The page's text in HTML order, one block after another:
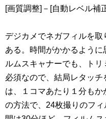
[画質調整]－[自動レベル補
デジカメでネガフィルを
ある。時間がかかるよう
ルムスキャナーでも、ト
必須なので、結局レタッ
は、１コマあたり１分もか
の方法で、24枚撮りのフ